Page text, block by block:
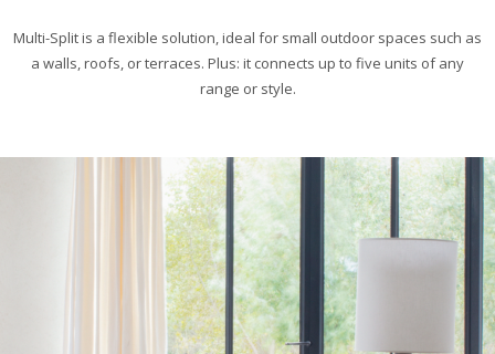
Multi-Split is a flexible solution, ideal for small outdoor spaces such as
a walls, roofs, or terraces. Plus: it connects up to five units of any
range or style.